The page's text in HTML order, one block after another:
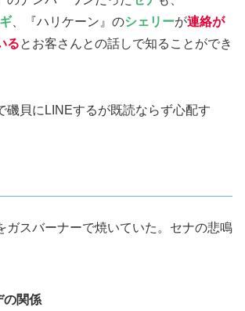
、『ハリケーン』のシェリーが連絡が
るとお客さんとの話しで知ることができ
磯貝にLINEするが既読ならず心配す
ガスバーナーで焼いていた。セナの悲鳴
の関係